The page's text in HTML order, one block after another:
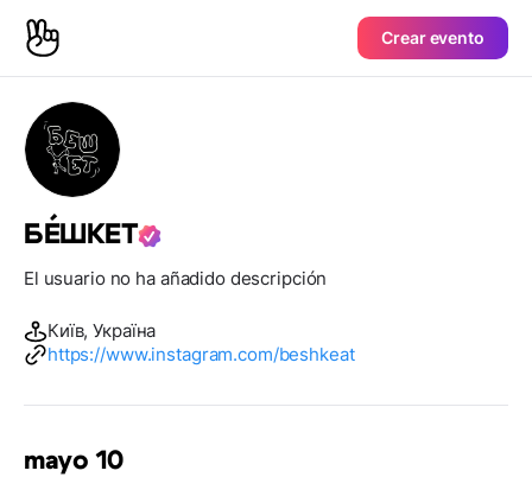
Crear evento
БÉШКЕТ
El usuario no ha añadido descripción
Київ, Україна
https://www.instagram.com/beshkeat
mayo 10